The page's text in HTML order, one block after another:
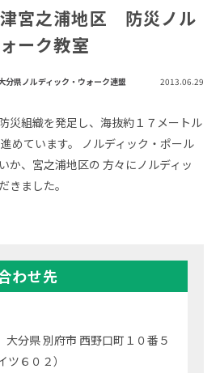
宮之浦地区 防災ノル
ーク教室
分県ノルディック・ウォーク連盟 2013.06.29
災組織を発足し、海抜約１７メートル
めています。 ノルディック・ポール
か、宮之浦地区の 方々にノルディッ
きました。
わせ先
分県 別府市 西野口町１０番５
６０２）